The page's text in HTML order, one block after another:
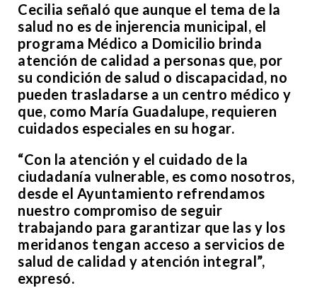
Cecilia señaló que aunque el tema de la
salud no es de injerencia municipal, el
programa Médico a Domicilio brinda
atención de calidad a personas que, por
su condición de salud o discapacidad, no
pueden trasladarse a un centro médico y
que, como María Guadalupe, requieren
cuidados especiales en su hogar.
“Con la atención y el cuidado de la
ciudadanía vulnerable, es como nosotros,
desde el Ayuntamiento refrendamos
nuestro compromiso de seguir
trabajando para garantizar que las y los
meridanos tengan acceso a servicios de
salud de calidad y atención integral”,
expresó.